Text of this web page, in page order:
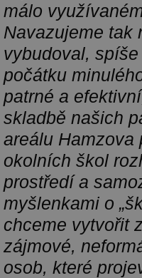
málo
Navazujeme tak
vybudoval,
počátku
patrné a
skladbě našich
areálu Hamzova
okolních škol
prostředí a
myšlenkami o
chceme vytvořit
zájmové,
osob, které